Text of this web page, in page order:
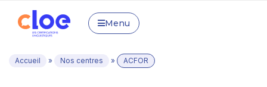
Menu
Accueil » Nos centres » ACFOR